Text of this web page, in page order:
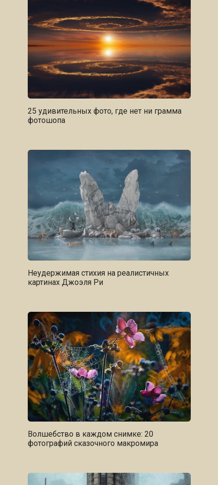
25 удивительных фото, где нет ни грамма
фотошопа
Неудержимая стихия на реалистичных
картинах Джоэля Ри
Волшебство в каждом снимке: 20
фотографий сказочного макромира